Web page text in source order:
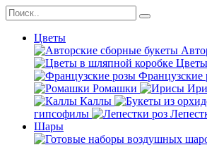
Цветы
Французские
Ромашки
Каллы
гипсофилы
Шары